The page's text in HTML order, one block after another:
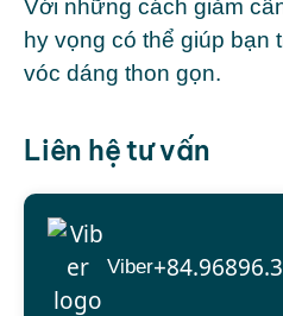
Với những cách giảm
hy vọng có thể giúp bạn
vóc dáng thon gọn.
Liên hệ tư vấn
Viber